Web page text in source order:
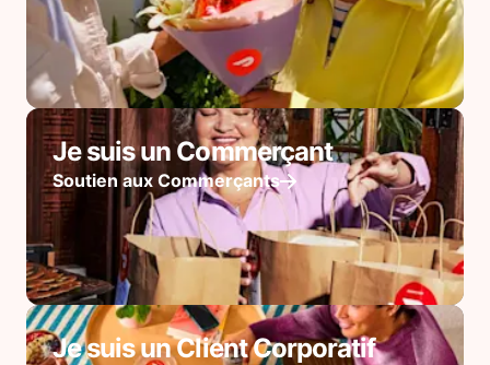
Je suis un Commerçant
Soutien aux Commerçants
Je suis un Client Corporatif